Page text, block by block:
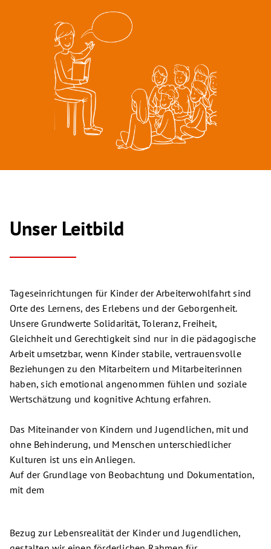
Unser Leitbild
Tageseinrichtungen für Kinder der Arbeiterwohlfahrt sind
Orte des Lernens, des Erlebens und der Geborgenheit.
Unsere Grundwerte Solidarität, Toleranz, Freiheit,
Gleichheit und Gerechtigkeit sind nur in die pädagogische
Arbeit umsetzbar, wenn Kinder stabile, vertrauensvolle
Beziehungen zu den Mitarbeitern und Mitarbeiterinnen
haben, sich emotional angenommen fühlen und soziale
Wertschätzung und kognitive Achtung erfahren.
Das Miteinander von Kindern und Jugendlichen, mit und
ohne Behinderung, und Menschen unterschiedlicher
Kulturen ist uns ein Anliegen.
Auf der Grundlage von Beobachtung und Dokumentation,
mit dem
Bezug zur Lebensrealität der Kinder und Jugendlichen,